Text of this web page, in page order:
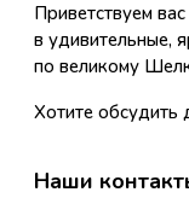
Приветствуем
в удивительные,
по великому
Хотите обсудить
Наши